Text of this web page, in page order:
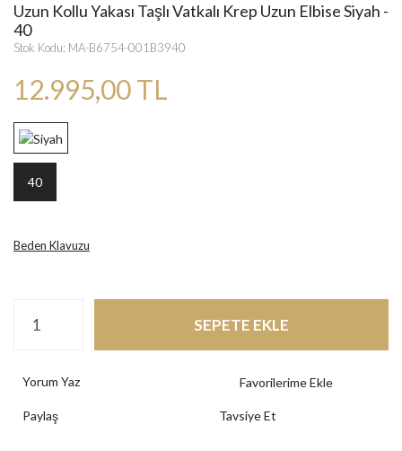
Uzun Kollu Yakası Taşlı Vatkalı Krep Uzun Elbise Siyah -
40
Stok Kodu: MA-B6754-001B3940
12.995,00 TL
40
Beden Klavuzu
SEPETE EKLE
Yorum Yaz
Paylaş Tavsiye Et